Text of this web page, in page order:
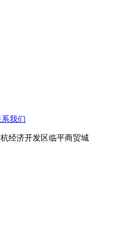
我们
经济开发区临平商贸城